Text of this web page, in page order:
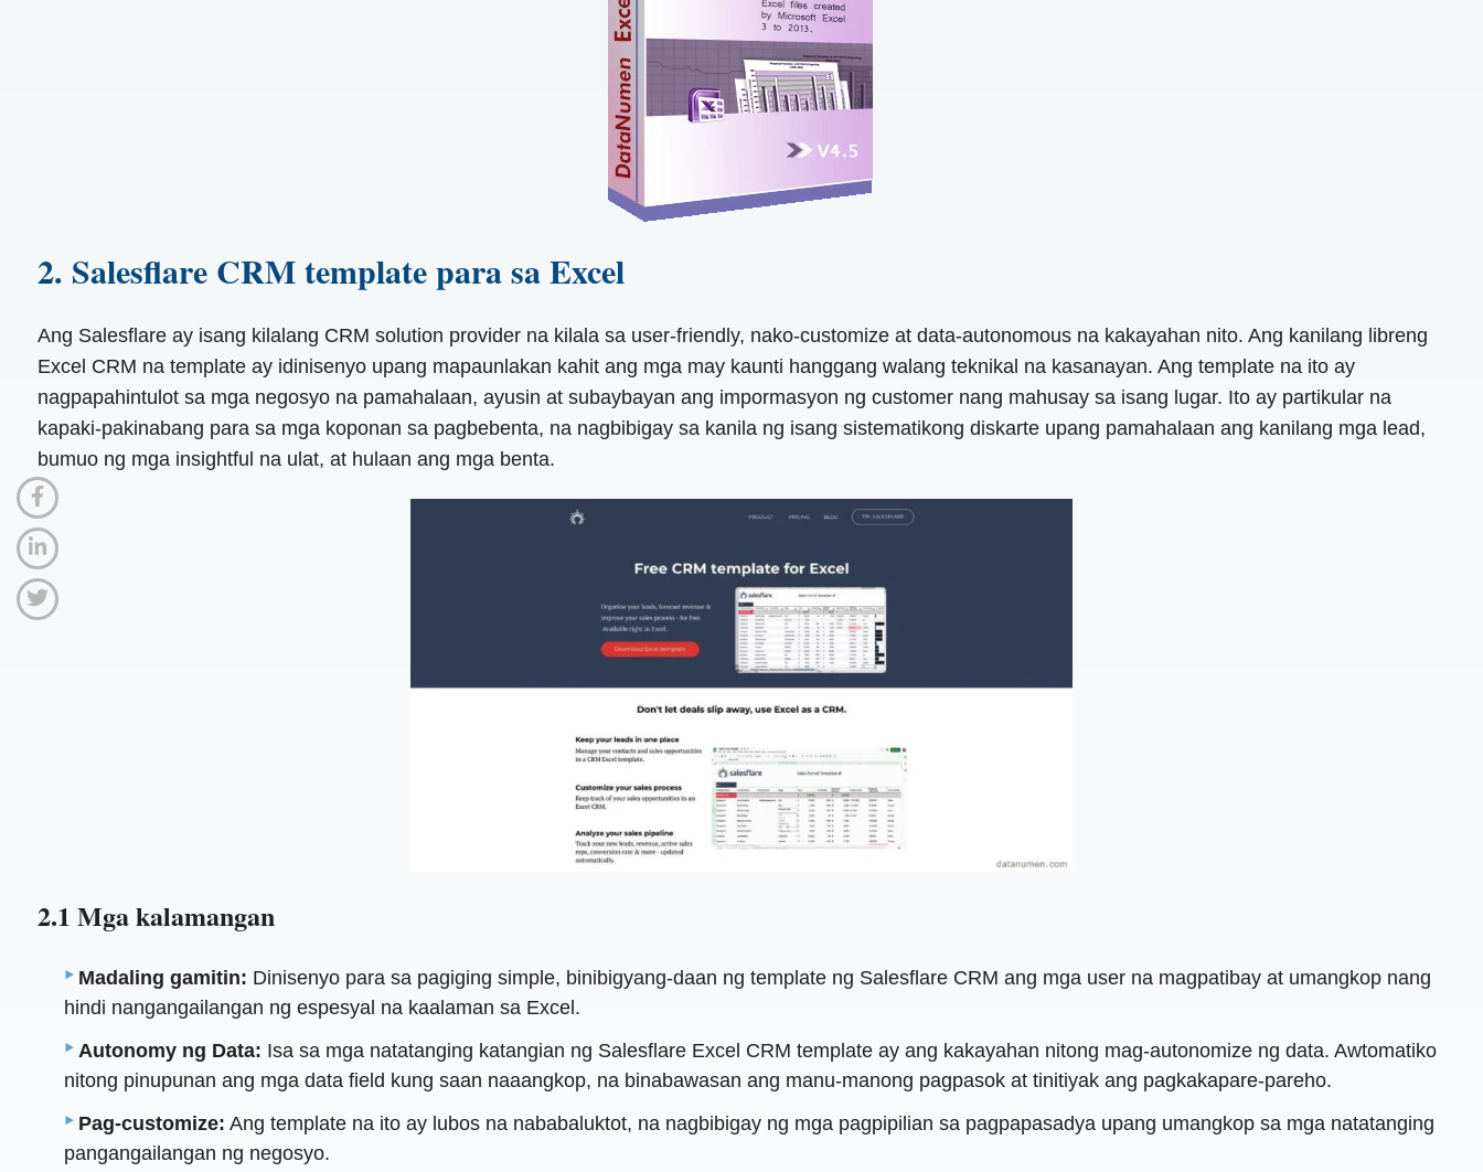
2. Salesflare CRM template para sa Excel
Ang Salesflare ay isang kilalang CRM solution provider na kilala sa user-friendly, nako-customize at data-autonomous na kakayahan nito. Ang kanilang libreng
Excel CRM na template ay idinisenyo upang mapaunlakan kahit ang mga may kaunti hanggang walang teknikal na kasanayan. Ang template na ito ay
nagpapahintulot sa mga negosyo na pamahalaan, ayusin at subaybayan ang impormasyon ng customer nang mahusay sa isang lugar. Ito ay partikular na
kapaki-pakinabang para sa mga koponan sa pagbebenta, na nagbibigay sa kanila ng isang sistematikong diskarte upang pamahalaan ang kanilang mga lead,
bumuo ng mga insightful na ulat, at hulaan ang mga benta.
2.1 Mga kalamangan
Madaling gamitin: Dinisenyo para sa pagiging simple, binibigyang-daan ng template ng Salesflare CRM ang mga user na magpatibay at umangkop nang
hindi nangangailangan ng espesyal na kaalaman sa Excel.
Autonomy ng Data: Isa sa mga natatanging katangian ng Salesflare Excel CRM template ay ang kakayahan nitong mag-autonomize ng data. Awtomatiko
nitong pinupunan ang mga data field kung saan naaangkop, na binabawasan ang manu-manong pagpasok at tinitiyak ang pagkakapare-pareho.
Pag-customize: Ang template na ito ay lubos na nababaluktot, na nagbibigay ng mga pagpipilian sa pagpapasadya upang umangkop sa mga natatanging
pangangailangan ng negosyo.